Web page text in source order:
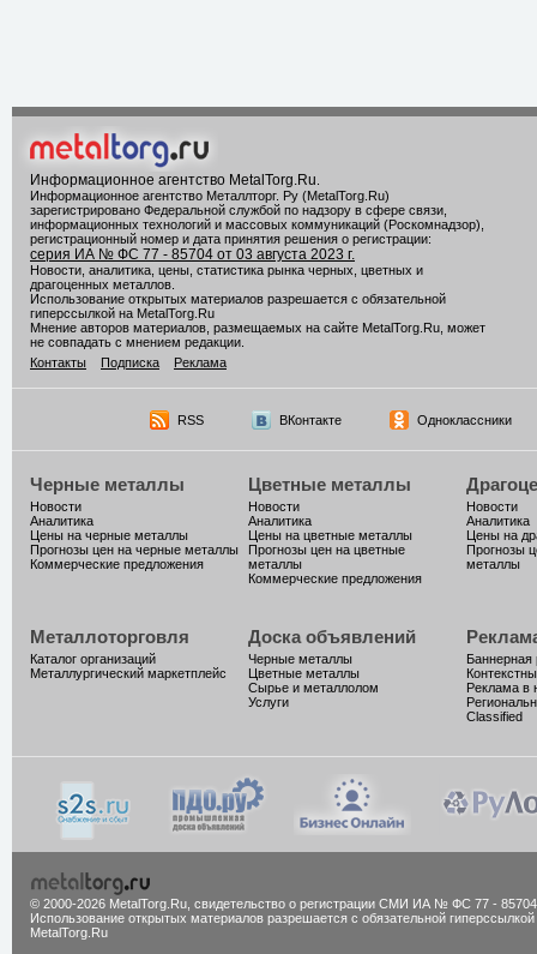
Информационное агентство MetalTorg.Ru
Информационное агентство Металлторг. Ру (MetalTorg.Ru)
зарегистрировано Федеральной службой по надзору в сфере связи,
информационных технологий и массовых коммуникаций (Роскомнадзор),
регистрационный номер и дата принятия решения о регистрации:
серия ИА № ФС 77 - 85704 от 03 августа 2023 г.
Новости, аналитика, цены, статистика рынка черных, цветных и
драгоценных металлов.
Использование открытых материалов разрешается с обязательной
гиперссылкой на MetalTorg.Ru
Мнение авторов материалов, размещаемых на сайте MetalTorg.Ru, может
не совпадать с мнением редакции.
Контакты
Подписка Реклама
RSS ВКонтакте Одноклассники
Черные металлы
Новости
Аналитика
Цены на черные металлы
Прогнозы цен на черные металлы
Коммерческие предложения
Цветные металлы
Новости
Аналитика
Цены на цветные металлы
Прогнозы цен на цветные
металлы
Коммерческие предложения
Новости
Аналитика
Цены на
Прогнозы
металлы
Металлоторговля
Каталог организаций
Металлургический маркетплейс
Доска объявлений
Черные металлы
Цветные металлы
Сырье и металлолом
Услуги
Баннерная
Реклама в
Classified
© 2000-2026 MetalTorg.Ru, cвидетельство о регистрации СМИ ИА № ФС 77 - 85704
Использование открытых материалов разрешается с обязательной гиперссылкой
MetalTorg.Ru